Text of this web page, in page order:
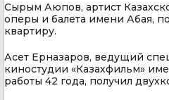
Сырым Аюпов, артист
оперы и балета имени Абая,
квартиру.
Асет Ерназаров, ведущий
киностудии «Казахфильм»
работы 42 года, получил